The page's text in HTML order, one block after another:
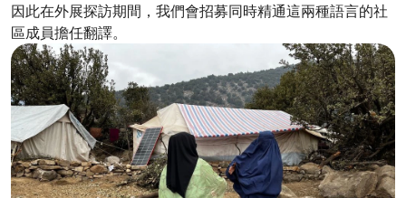
因此在外展探訪期間，我們會招募同時精通這兩種語言的社
區成員擔任翻譯。